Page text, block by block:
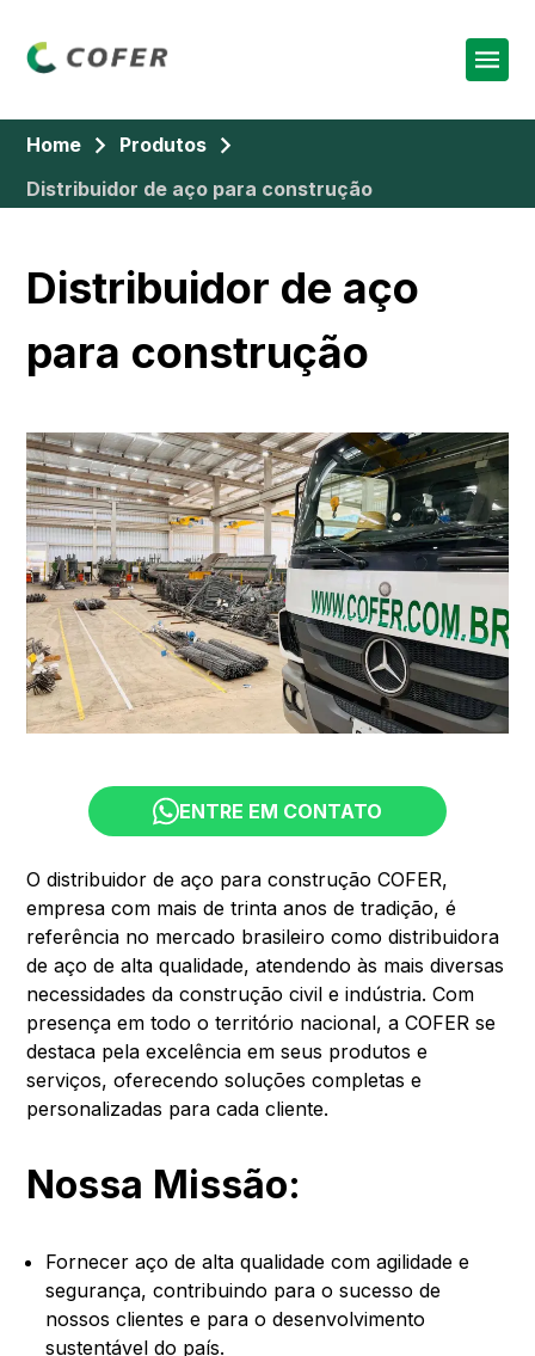
Home
Produtos
Distribuidor de aço para construção
Distribuidor de aço
para construção
ENTRE EM CONTATO
O distribuidor de aço para construção COFER,
empresa com mais de trinta anos de tradição, é
referência no mercado brasileiro como distribuidora
de aço de alta qualidade, atendendo às mais diversas
necessidades da construção civil e indústria. Com
presença em todo o território nacional, a COFER se
destaca pela excelência em seus produtos e
serviços, oferecendo soluções completas e
personalizadas para cada cliente.
Nossa Missão:
Fornecer aço de alta qualidade com agilidade e
segurança, contribuindo para o sucesso de
nossos clientes e para o desenvolvimento
sustentável do país.